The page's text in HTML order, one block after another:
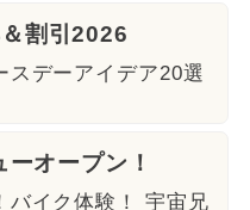
割引2026
スデーアイデア20選
オープン！
バイク体験！ 宇宙兄